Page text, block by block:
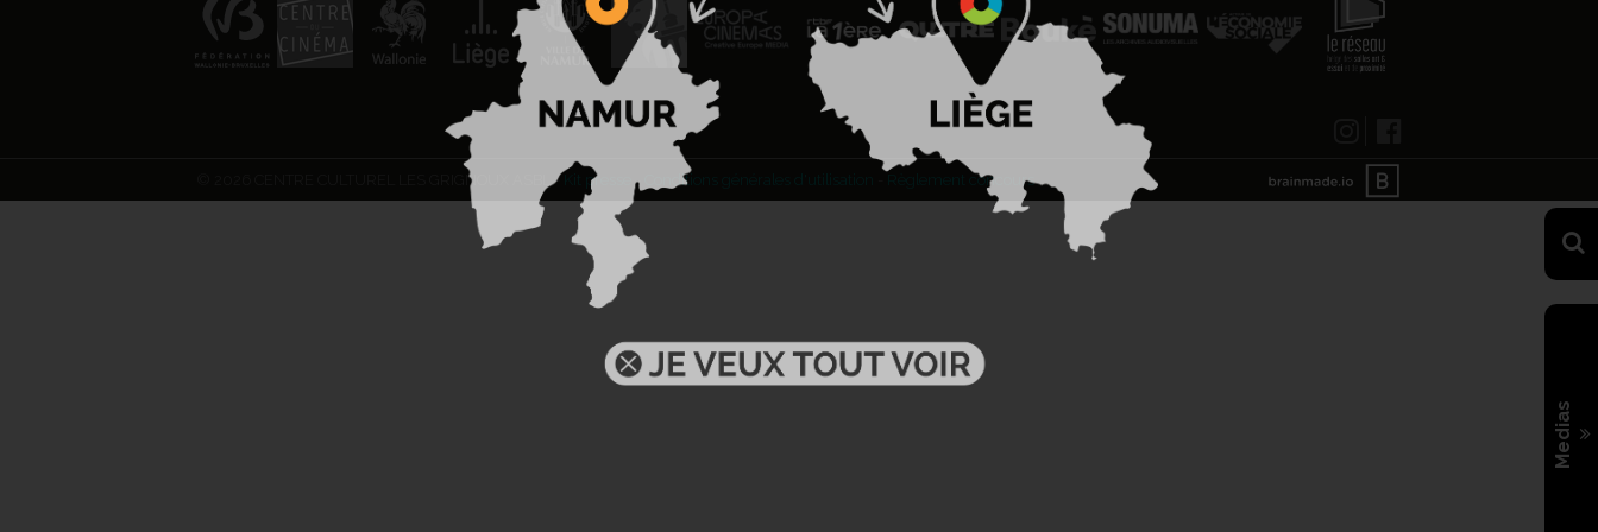
Medias
© 2026 CENTRE CULTUREL LES GRIGNOUX ASBL - Kit presse - Conditions générales d'utilisation Règlement concours